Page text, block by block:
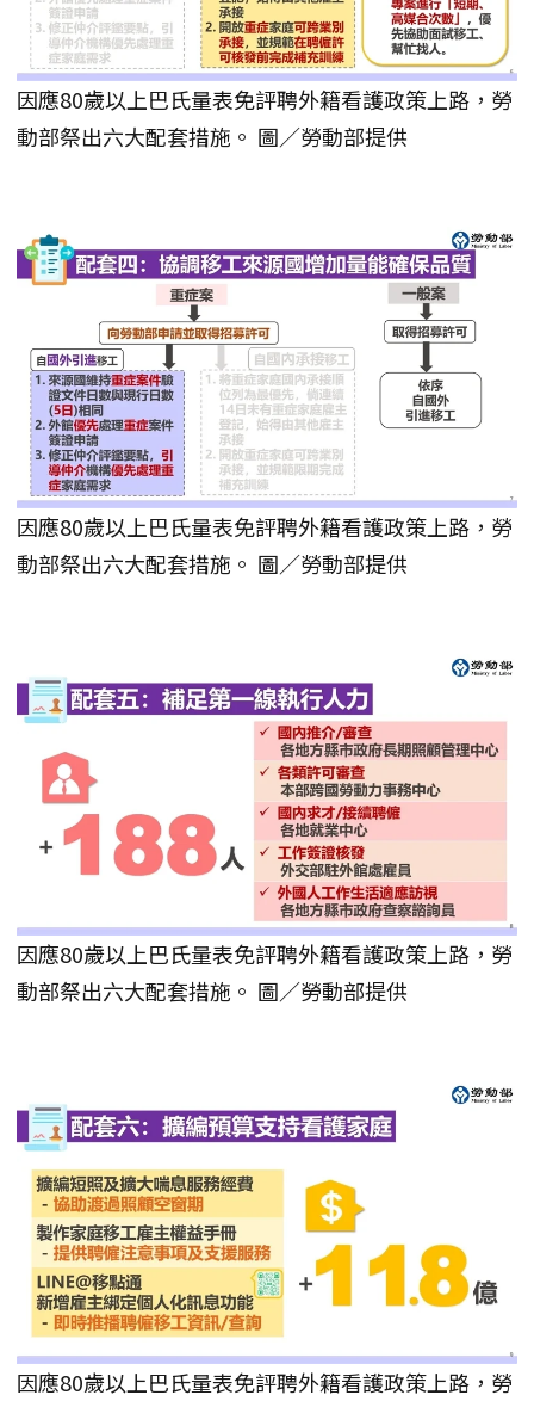
因應80歲以上巴氏量表免評聘外籍看護政策上路，勞
動部祭出六大配套措施。 圖／勞動部提供
因應80歲以上巴氏量表免評聘外籍看護政策上路，勞
動部祭出六大配套措施。 圖／勞動部提供
因應80歲以上巴氏量表免評聘外籍看護政策上路，勞
動部祭出六大配套措施。 圖／勞動部提供
因應80歲以上巴氏量表免評聘外籍看護政策上路，勞